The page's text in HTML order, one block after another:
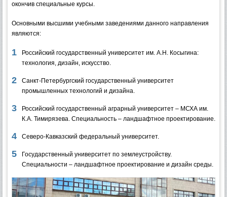
окончив специальные курсы.
Основными высшими учебными заведениями данного направления
являются:
Российский государственный университет им. А.Н. Косыгина:
технология, дизайн, искусство.
Санкт-Петербургский государственный университет
промышленных технологий и дизайна.
Российский государственный аграрный университет – МСХА им.
К.А. Тимирязева. Специальность – ландшафтное проектирование.
Северо-Кавказский федеральный университет.
Государственный университет по землеустройству.
Специальности – ландшафтное проектирование и дизайн среды.